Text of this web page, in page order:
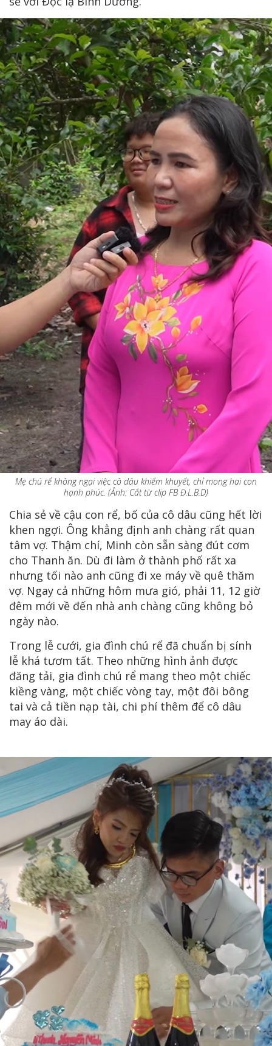
Mẹ chú rể không ngại việc cô dâu khiếm khuyết, chỉ mong hai con
hạnh phúc. (Ảnh: Cắt từ clip FB Đ.L.B.D)
Chia sẻ về cậu con rể, bố của cô dâu cũng hết lời
khen ngợi. Ông khẳng định anh chàng rất quan
tâm vợ. Thậm chí, Minh còn sẵn sàng đút cơm
cho Thanh ăn. Dù đi làm ở thành phố rất xa
nhưng tối nào anh cũng đi xe máy về quê thăm
vợ. Ngay cả những hôm mưa gió, phải 11, 12 giờ
đêm mới về đến nhà anh chàng cũng không bỏ
ngày nào.
Trong lễ cưới, gia đình chú rể đã chuẩn bị sính
lễ khá tươm tất. Theo những hình ảnh được
đăng tải, gia đình chú rể mang theo một chiếc
kiềng vàng, một chiếc vòng tay, một đôi bông
tai và cả tiền nạp tài, chi phí thêm để cô dâu
may áo dài.